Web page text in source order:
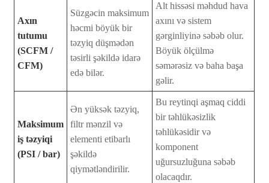
Axın
tutumu
(SCFM /
CFM)
Süzgəcin maksimum
həcmi böyük bir
təzyiq düşmədən
təsirli şəkildə idarə
edə bilər.
Alt hissəsi məhdud hava
axını və sistem
gərginliyinə səbəb olur.
Böyük ölçülmə
səmərəsiz və baha başa
gəlir.
Maksimum
iş təzyiqi
(PSI / bar)
Ən yüksək təzyiq,
filtr mənzil və
elementi etibarlı
şəkildə
qiymətləndirilir.
Bu reytinqi aşmaq ciddi
bir təhlükəsizlik
təhlükəsidir və
komponent
uğursuzluğuna səbəb
olacaqdır.